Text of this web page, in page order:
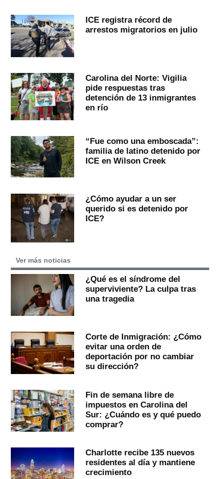
ICE registra récord de
arrestos migratorios en julio
Carolina del Norte: Vigilia
pide respuestas tras
detención de 13 inmigrantes
en río
“Fue como una emboscada”:
familia de latino detenido por
ICE en Wilson Creek
¿Cómo ayudar a un ser
querido si es detenido por
ICE?
Ver más noticias
¿Qué es el síndrome del
superviviente? La culpa tras
una tragedia
Corte de Inmigración: ¿Cómo
evitar una orden de
deportación por no cambiar
su dirección?
Fin de semana libre de
impuestos en Carolina del
Sur: ¿Cuándo es y qué puedo
comprar?
Charlotte recibe 135 nuevos
residentes al día y mantiene
crecimiento